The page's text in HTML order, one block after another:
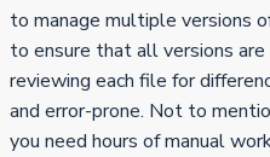
to manage multiple versions
to ensure that all versions
reviewing each file for
and error-prone. Not to
you need hours of manual